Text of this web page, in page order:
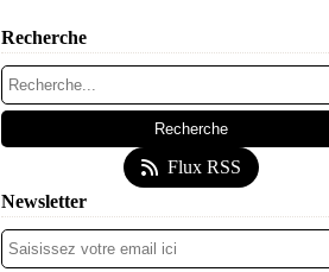
Recherche
Flux RSS
Newsletter